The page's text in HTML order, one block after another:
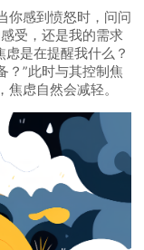
感到愤怒时，问问
受，还是我的需求
是在提醒我什么？
？”此时与其控制焦
虑自然会减轻。